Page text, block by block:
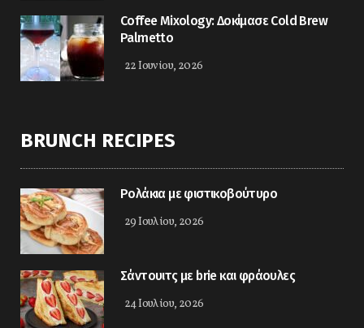
Coffee Mixology: Δοκίμασε Cold Brew
Palmetto
22 Ιουνίου, 2026
BRUNCH RECIPES
Ρολάκια με φιστικοβούτυρο
29 Ιουλίου, 2026
Σάντουιτς με brie και φράουλες
24 Ιουλίου, 2026